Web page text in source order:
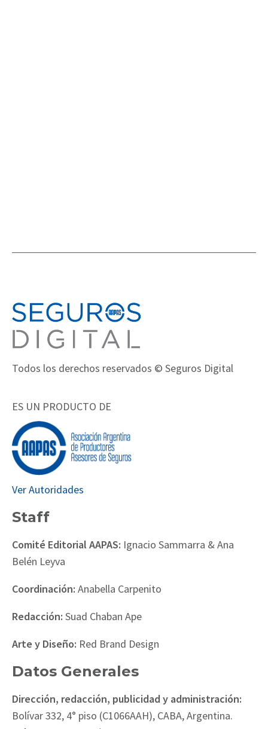
Todos los derechos reservados © Seguros Digital
ES UN PRODUCTO DE
Ver Autoridades
Staff
Comité Editorial AAPAS: Ignacio Sammarra & Ana
Belén Leyva
Coordinación: Anabella Carpenito
Redacción: Suad Chaban Ape
Arte y Diseño: Red Brand Design
Datos Generales
Dirección, redacción, publicidad y administración:
Bolívar 332, 4° piso (C1066AAH), CABA, Argentina.